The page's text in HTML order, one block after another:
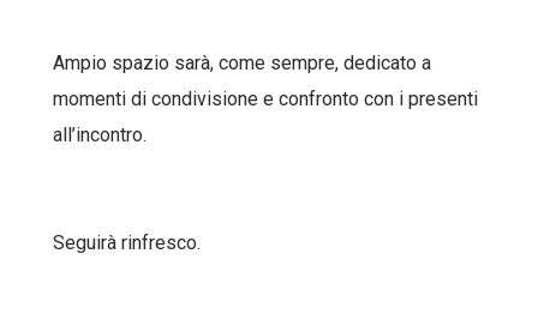
Ampio spazio sarà, come sempre, dedicato a
momenti di condivisione e confronto con i presenti
all’incontro.
Seguirà rinfresco.